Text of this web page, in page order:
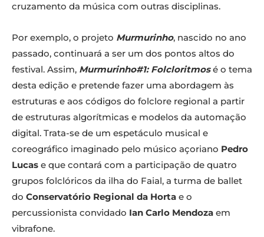
cruzamento da música com outras disciplinas.
Por exemplo, o projeto Murmurinho, nascido no ano
passado, continuará a ser um dos pontos altos do
festival. Assim, Murmurinho#1: Folcloritmosé o tema
desta edição e pretende fazer uma abordagem às
estruturas e aos códigos do folclore regional a partir
de estruturas algorítmicas e modelos da automação
digital. Trata-se de um espetáculo musical e
coreográfico imaginado pelo músico açoriano Pedro
Lucas e que contará com a participação de quatro
grupos folclóricos da ilha do Faial, a turma de ballet
do Conservatório Regional da Horta e o
percussionista convidado Ian Carlo Mendoza em
vibrafone.